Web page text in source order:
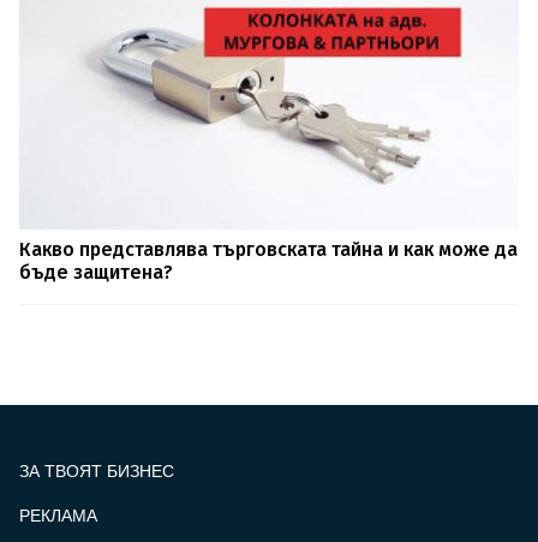
Какво представлява търговската тайна и как може да
бъде защитена?
ЗА ТВОЯТ БИЗНЕС
РЕКЛАМА